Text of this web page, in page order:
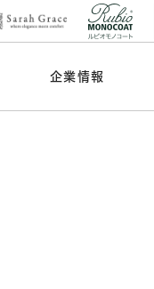
企業情報